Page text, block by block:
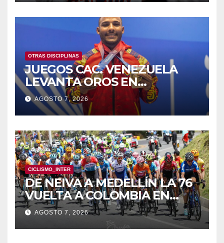
OTRAS DISCIPLINAS
JUEGOS CAC. VENEZUELA
LEVANTA OROS EN
HALTEROFILIA Y TIRO
AGOSTO 7, 2026
CICLISMO_INTER
DE NEIVA A MEDELLÍN LA 76
VUELTA A COLOMBIA EN
BICICLETA
AGOSTO 7, 2026